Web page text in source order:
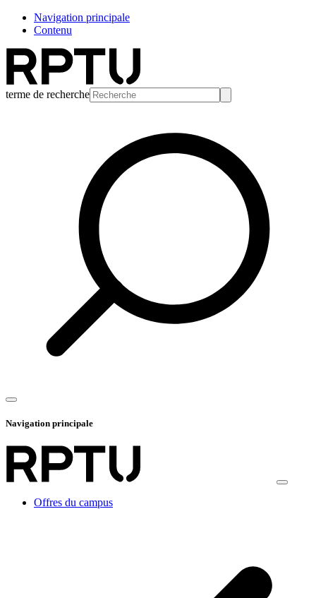
Navigation principale
Contenu
terme de recherche
Navigation principale
Offres du campus